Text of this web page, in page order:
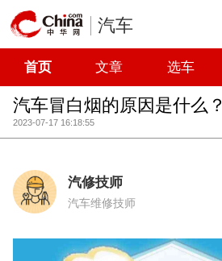
汽车
首页 文章 选车
汽车冒白烟的原因是什么？
2023-07-17 16:18:55
汽修技师
汽车维修技师